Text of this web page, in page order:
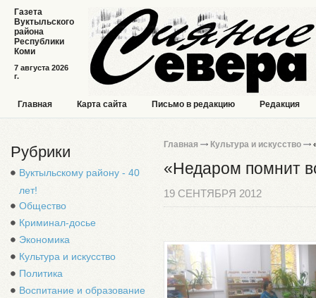
7 августа 2026
г.
Газета
Вуктыльского
района
Республики
Коми
Главная Карта сайта Письмо в редакцию Редакция
Рубрики
Вуктыльскому району - 40
лет!
Общество
Криминал-досье
Экономика
Культура и искусство
Политика
Воспитание и образование
Главная Культура и искусство
«Недаром помнит
19 СЕНТЯБРЯ 2012